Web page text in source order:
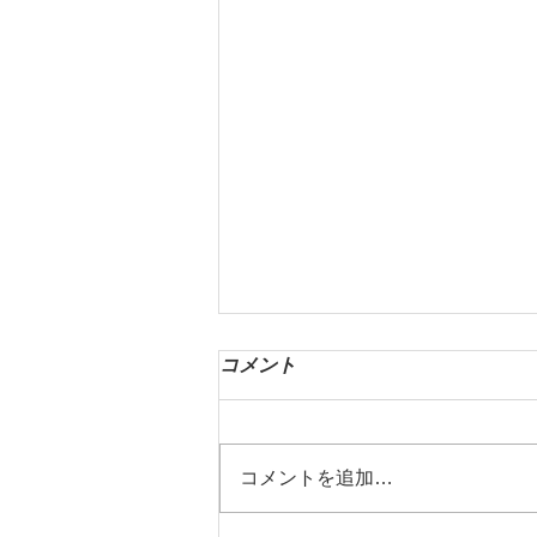
コメント
コメントを追加…